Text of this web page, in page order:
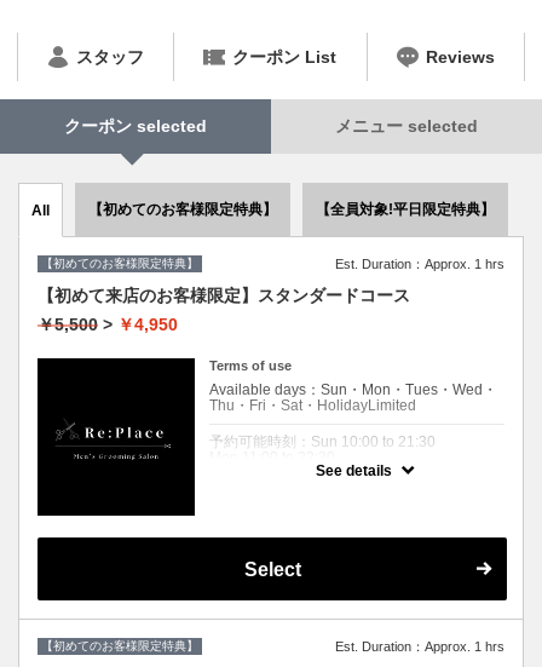
スタッフ クーポン List Reviews
クーポン selected メニュー selected
All 【初めてのお客様限定特典】 【全員対象!平日限定特典】
【初めてのお客様限定特典】 Est. Duration：Approx. 1 hrs
【初めて来店のお客様限定】スタンダードコース
￥5,500 > ￥4,950
Terms of use
Available days：Sun・Mon・Tues・Wed・
Thu・Fri・Sat・HolidayLimited
予約可能時刻：Sun 10:00 to 21:30
Wed 11:00 to 22:30
Holiday 10:00 to 21:30
Expiration Date：
される方限定のクーポンです。
２回目以降のお客様は通常料金となりますの
See details
Select
【初めてのお客様限定特典】 Est. Duration：Approx. 1 hrs